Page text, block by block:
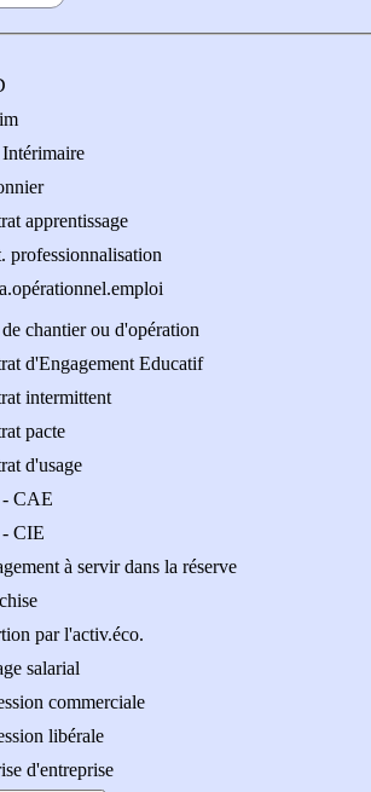
apprentissage
professionnalisation
chantier ou d'opération
d'Engagement Educatif
intermittent
pacte
d'usage
CAE
CIE
à servir dans la réserve
par l'activ.éco.
salarial
commerciale
libérale
d'entreprise